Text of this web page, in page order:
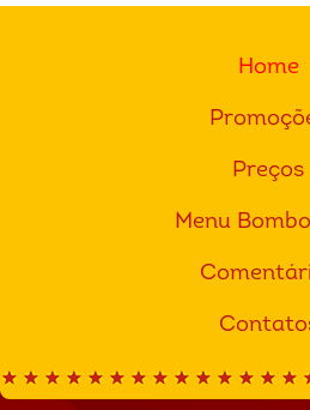
Home
Preços
Menu